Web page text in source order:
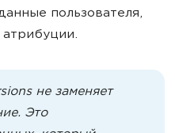
пользователя,
атрибуции.
не заменяет
Это